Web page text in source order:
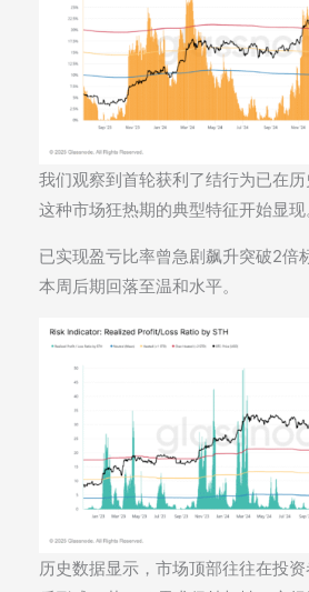
我们观察到首轮获利了结行为已在历
这种市场狂热期的典型特征开始显现
已实现盈亏比率曾急剧飙升突破2倍
本周后期回落至温和水平。
历史数据显示，市场顶部往往在投